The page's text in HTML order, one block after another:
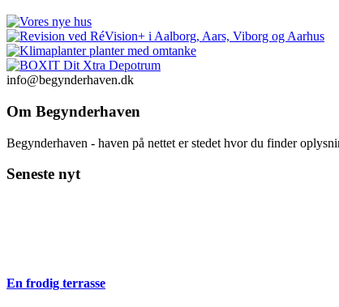
info@begynderhaven.dk
Om Begynderhaven
Begynderhaven - haven på nettet er stedet hvor du finder
Seneste nyt
En frodig terrasse